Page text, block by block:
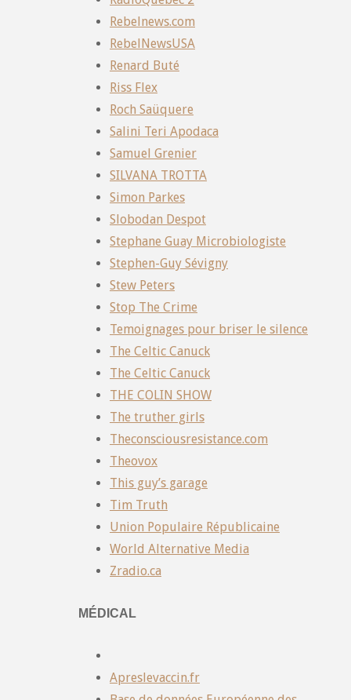
Rebelnews.com
RebelNewsUSA
Renard Buté
Riss Flex
Roch Saüquere
Salini Teri Apodaca
Samuel Grenier
SILVANA TROTTA
Simon Parkes
Slobodan Despot
Stephane Guay Microbiologiste
Stephen-Guy Sévigny
Stew Peters
Stop The Crime
Temoignages pour briser le silence
The Celtic Canuck
The Celtic Canuck
THE COLIN SHOW
The truther girls
Theconsciousresistance.com
Theovox
This guy’s garage
Tim Truth
Union Populaire Républicaine
World Alternative Media
Zradio.ca
MÉDICAL
Apreslevaccin.fr